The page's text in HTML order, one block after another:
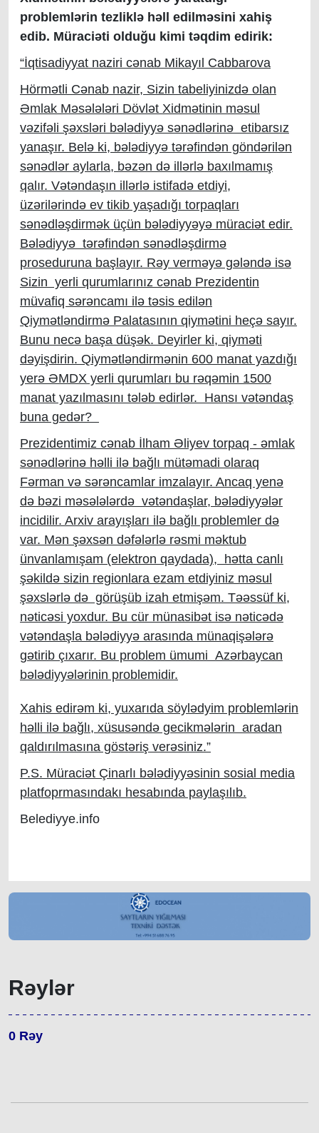
problemlərin tezliklə həll edilməsini xahiş
edib. Müraciəti olduğu kimi təqdim edirik:
“İqtisadiyyat naziri cənab Mikayıl Cabbarova
Hörmətli Cənab nazir, Sizin tabeliyinizdə olan
Əmlak Məsələləri Dövlət Xidmətinin məsul
vəzifəli şəxsləri bələdiyyə sənədlərinə etibarsız
yanaşır. Belə ki, bələdiyyə tərəfindən göndərilən
sənədlər aylarla, bəzən də illərlə baxılmamış
qalır. Vətəndaşın illərlə istifadə etdiyi,
üzərilərində ev tikib yaşadığı torpaqları
sənədləşdirmək üçün bələdiyyəyə müraciət edir.
Bələdiyyə tərəfindən sənədləşdirmə
proseduruna başlayır. Rəy verməyə gələndə isə
Sizin yerli qurumlarınız cənab Prezidentin
müvafiq sərəncamı ilə təsis edilən
Qiymətləndirmə Palatasının qiymətini heçə sayır.
Bunu necə başa düşək. Deyirler ki, qiyməti
dəyişdirin. Qiymətləndirmənin 600 manat yazdığı
yerə ƏMDX yerli qurumları bu rəqəmin 1500
manat yazılmasını tələb edirlər. Hansı vətəndaş
buna gedər?
Prezidentimiz cənab İlham Əliyev torpaq - əmlak
sənədlərinə həlli ilə bağlı mütəmadi olaraq
Fərman və sərəncamlar imzalayır. Ancaq yenə
də bəzi məsələlərdə vətəndaşlar, bələdiyyələr
incidilir. Arxiv arayışları ilə bağlı problemler də
var. Mən şəxsən dəfələrlə rəsmi məktub
ünvanlamışam (elektron qaydada), hətta canlı
şəkildə sizin regionlara ezam etdiyiniz məsul
şəxslərlə də görüşüb izah etmişəm. Təəssüf ki,
nəticəsi yoxdur. Bu cür münasibət isə nəticədə
vətəndaşla bələdiyyə arasında münaqişələrə
gətirib çıxarır. Bu problem ümumi Azərbaycan
bələdiyyələrinin problemidir.
Xahis edirəm ki, yuxarıda söylədyim problemlərin
həlli ilə bağlı, xüsusəndə gecikmələrin aradan
qaldırılmasına göstəriş verəsiniz.”
P.S. Müraciət Çinarlı bələdiyyəsinin sosial media
platfoprmasındakı hesabında paylaşılıb.
Belediyye.info
Rəylər
0 Rəy